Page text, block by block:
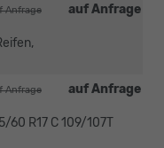
auf Anfrage
Anfrage
auf Anfrage
Anfrage
60 R17 C 109/107T